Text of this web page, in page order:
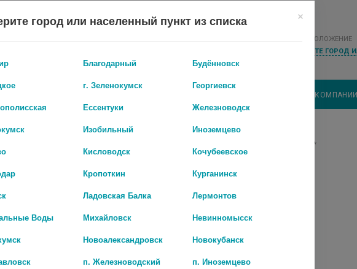
МЕСТОПОЛОЖЕНИЕ
О КОМПАНИИ
ЗАБОЛЕВАНИЯ МЕТОПРОЛОЛ* + ФЕЛОДИПИН*
город или населенный пункт из списка
Благодарный
Будённовск
г. Зеленокумск
Георгиевск
Ессентуки
Железноводск
Изобильный
Иноземцево
Кисловодск
Кочубеевское
Кропоткин
Курганинск
Ладовская Балка
Лермонтов
Воды
Михайловск
Невинномысск
Новоалександровск
Новокубанск
п. Железноводский
п. Иноземцево